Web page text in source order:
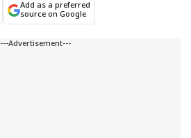
Add as a preferred
source on Google
---Advertisement---